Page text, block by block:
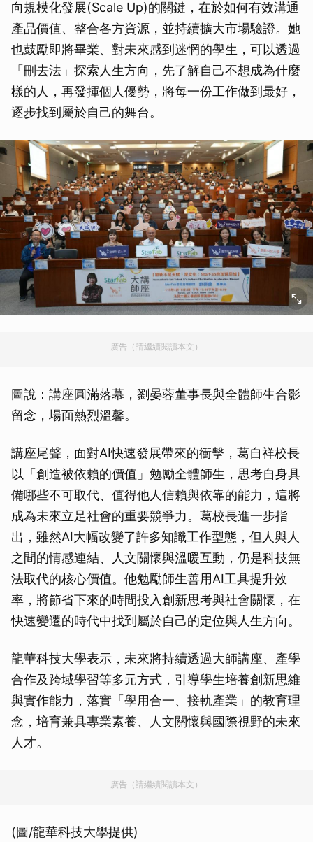
向規模化發展(Scale Up)的關鍵，在於如何有效溝通
產品價值、整合各方資源，並持續擴大市場驗證。她
也鼓勵即將畢業、對未來感到迷惘的學生，可以透過
「刪去法」探索人生方向，先了解自己不想成為什麼
樣的人，再發揮個人優勢，將每一份工作做到最好，
逐步找到屬於自己的舞台。
廣告（請繼續閱讀本文）
圖說：講座圓滿落幕，劉晏蓉董事長與全體師生合影
留念，場面熱烈溫馨。
講座尾聲，面對AI快速發展帶來的衝擊，葛自祥校長
以「創造被依賴的價值」勉勵全體師生，思考自身具
備哪些不可取代、值得他人信賴與依靠的能力，這將
成為未來立足社會的重要競爭力。葛校長進一步指
出，雖然AI大幅改變了許多知識工作型態，但人與人
之間的情感連結、人文關懷與溫暖互動，仍是科技無
法取代的核心價值。他勉勵師生善用AI工具提升效
率，將節省下來的時間投入創新思考與社會關懷，在
快速變遷的時代中找到屬於自己的定位與人生方向。
龍華科技大學表示，未來將持續透過大師講座、產學
合作及跨域學習等多元方式，引導學生培養創新思維
與實作能力，落實「學用合一、接軌產業」的教育理
念，培育兼具專業素養、人文關懷與國際視野的未來
人才。
廣告（請繼續閱讀本文）
(圖/龍華科技大學提供)